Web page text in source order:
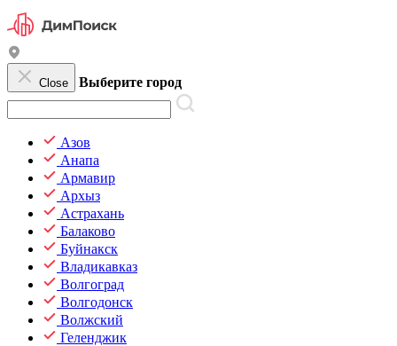
Close Выберите город
Азов
Анапа
Армавир
Архыз
Астрахань
Балаково
Буйнакск
Владикавказ
Волгоград
Волгодонск
Волжский
Геленджик